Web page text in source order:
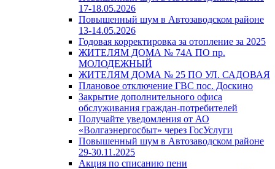
17-18.05.2026
Повышенный шум в Автозаводском районе
13-14.05.2026
Годовая корректировка за отопление за 2025
ЖИТЕЛЯМ ДОМА № 74А ПО пр.
МОЛОДЕЖНЫЙ
ЖИТЕЛЯМ ДОМА № 25 ПО УЛ. САДОВАЯ
Плановое отключение ГВС пос. Доскино
Закрытие дополнительного офиса
обслуживания граждан-потребителей
Получайте уведомления от АО
«Волгаэнергосбыт» через ГосУслуги
Повышенный шум в Автозаводском районе
29-30.11.2025
Акция по списанию пени